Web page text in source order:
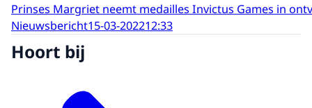
Prinses Margriet neemt medailles Invictus Games in
Nieuwsbericht15-03-202212:33
Hoort bij